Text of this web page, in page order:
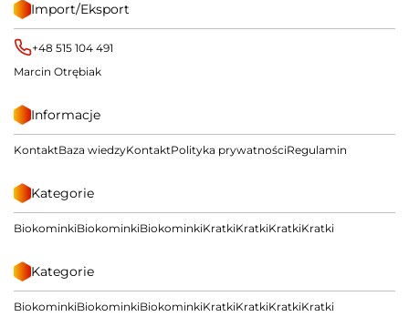
Import/Eksport
+48 515 104 491
Marcin Otrębiak
Informacje
KontaktBaza wiedzyKontaktPolityka prywatnościRegulamin
Kategorie
BiokominkiBiokominkiBiokominkiKratkiKratkiKratkiKratki
Kategorie
BiokominkiBiokominkiBiokominkiKratkiKratkiKratkiKratki